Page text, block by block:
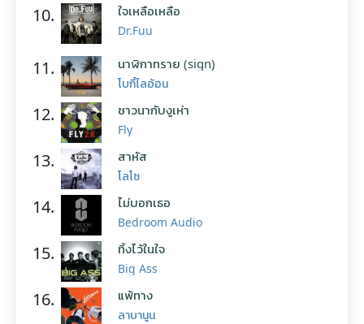
10. ใจเหลือเหลือ
Dr.Fuu
11. นาฬิกาทราย (sign)
โบกี้ไลอ้อน
12. ชาวนากับงูเห่า
Fly
13. สาหัส
โลโซ
14. ไม่บอกเธอ
Bedroom Audio
15. ทิ้งไว้ในใจ
Big Ass
16. แพ้ทาง
ลาบานูน